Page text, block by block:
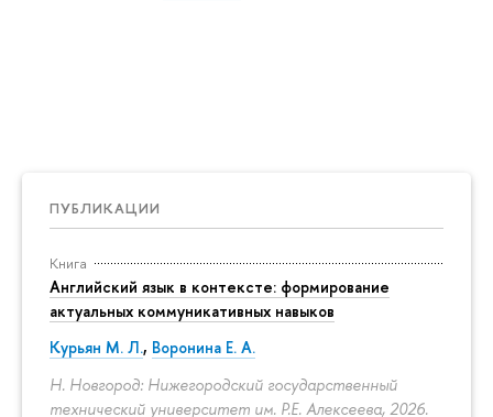
ПУБЛИКАЦИИ
Книга
Английский язык в контексте: формирование
актуальных коммуникативных навыков
Курьян М. Л., Воронина Е. А.
Н. Новгород: Нижегородский государственный
технический университет им. Р.Е. Алексеева, 2026.